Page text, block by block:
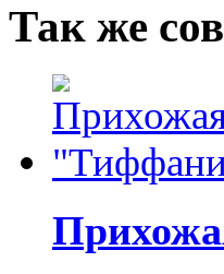
Так же